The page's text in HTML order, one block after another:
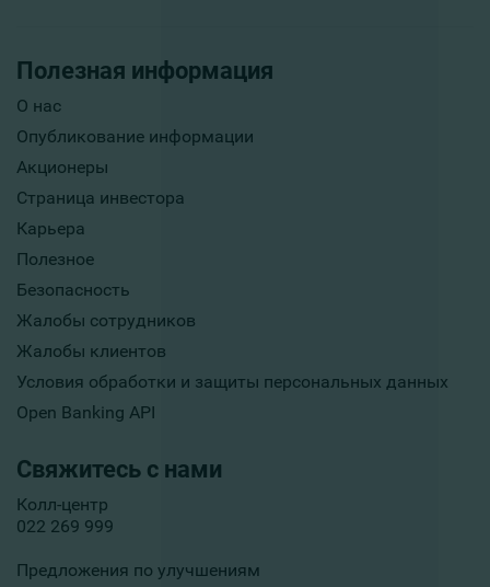
Полезная информация
О нас
Опубликование информации
Акционеры
Страница инвестора
Карьера
Полезное
Безопасность
Жалобы сотрудников
Жалобы клиентов
Условия обработки и защиты персональных данных
Open Banking API
Свяжитесь с нами
Колл-центр
022 269 999
Предложения по улучшениям